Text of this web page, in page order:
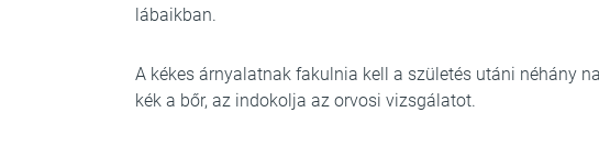
lábaikban.
A kékes árnyalatnak fakulnia kell a születés utáni néhány
kék a bőr, az indokolja az orvosi vizsgálatot.